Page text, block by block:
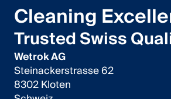
Cleaning
Trusted Swiss
Wetrok AG
Steinackerstrasse 62
8302 Kloten